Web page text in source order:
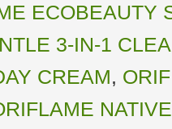
ECOBEAUTY
3-IN-1
CREAM,